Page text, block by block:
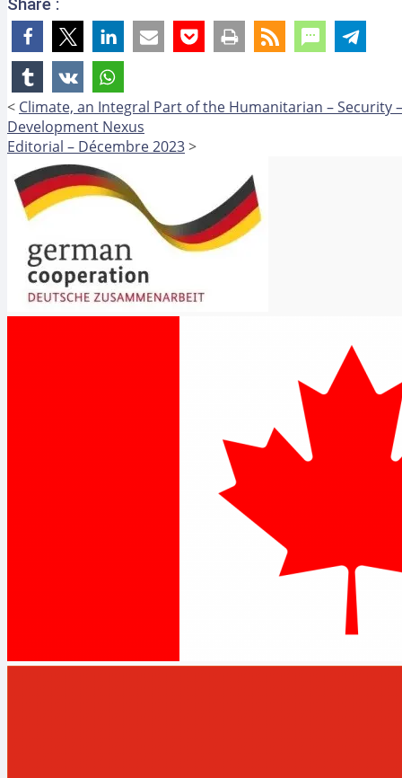
Share :
< Climate, an Integral Part of the Humanitarian – Security –
Development Nexus
Editorial – Décembre 2023>